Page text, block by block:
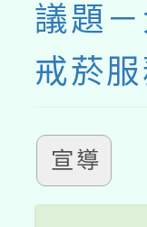
議題
戒菸
宣導